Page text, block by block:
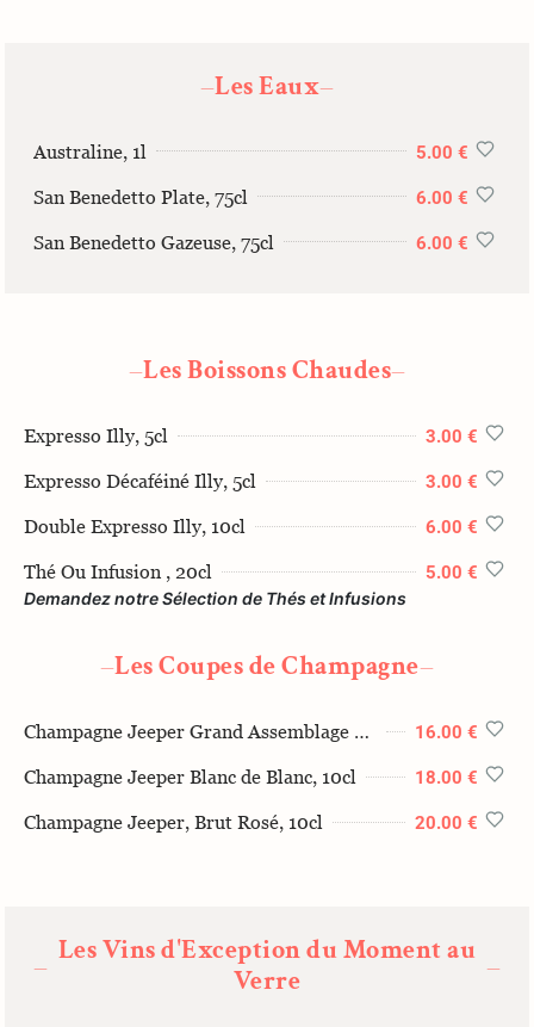
—Les Eaux—
Australine, 1l 5.00 €
San Benedetto Plate, 75cl 6.00 €
San Benedetto Gazeuse, 75cl 6.00 €
—Les Boissons Chaudes—
Expresso Illy, 5cl 3.00 €
Expresso Décaféiné Illy, 5cl 3.00 €
Double Expresso Illy, 10cl 6.00 €
Thé Ou Infusion , 20cl 5.00 €
Demandez notre Sélection de Thés et Infusions
—Les Coupes de Champagne—
Champagne Jeeper Grand Assemblage Brut, 10cl 16.00 €
Champagne Jeeper Blanc de Blanc, 10cl 18.00 €
Champagne Jeeper, Brut Rosé, 10cl 20.00 €
— Les Vins d'Exception du Moment au
Verre
—